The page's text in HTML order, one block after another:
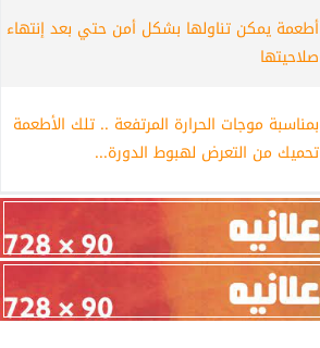
أطعمة يمكن تناولها بشكل أمن حتي بعد إنتهاء
صلاحيتها
بمناسبة موجات الحرارة المرتفعة .. تلك الأطعمة
تحميك من التعرض لهبوط الدورة...